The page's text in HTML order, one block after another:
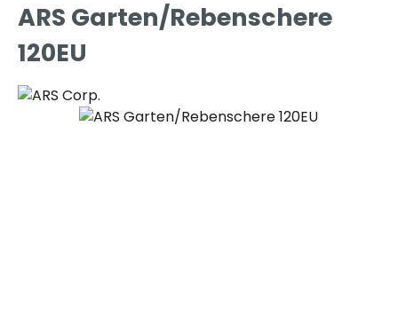
ARS Garten/Rebenschere
120EU
Bildergalerie überspringen